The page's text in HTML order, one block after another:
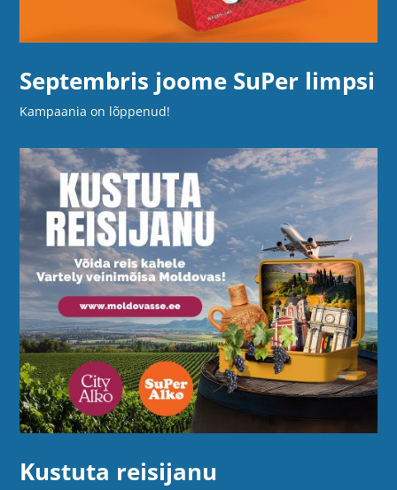
Septembris joome SuPer limpsi
Kampaania on lõppenud!
Kustuta reisijanu